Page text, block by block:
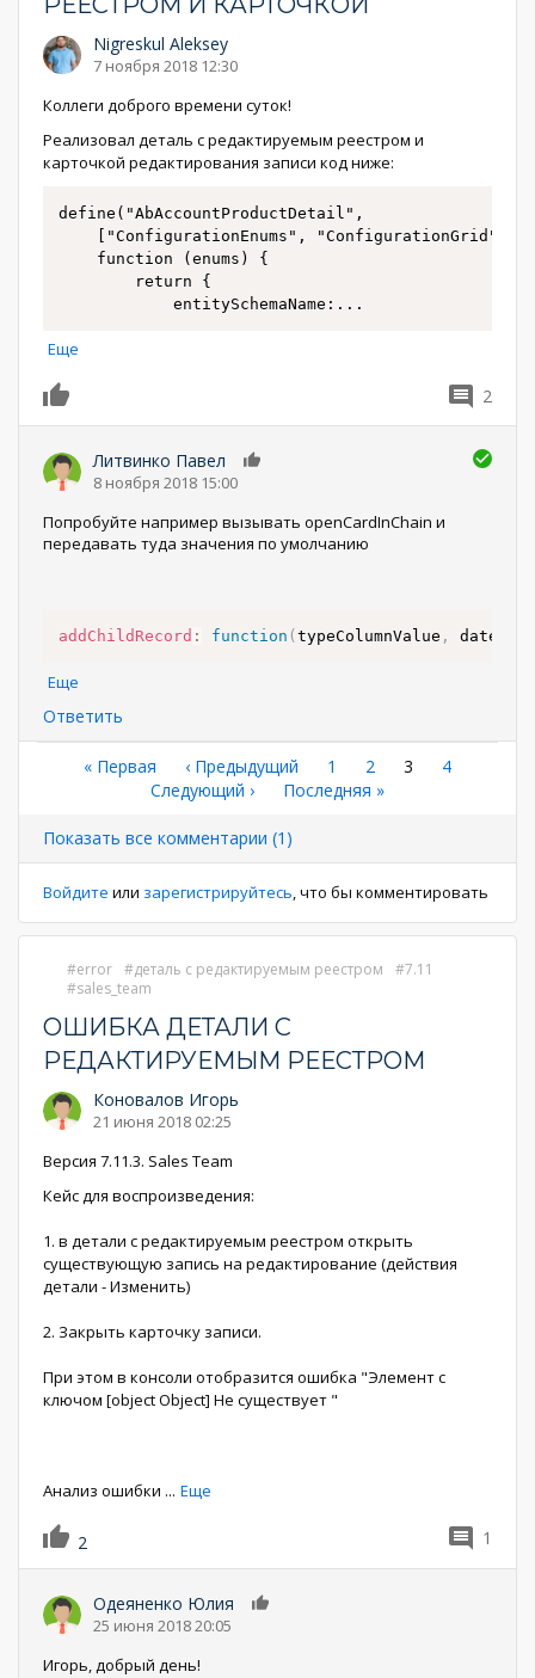
Nigreskul Aleksey
7 ноября 2018 12:30
Коллеги доброго времени суток!
Реализовал деталь с редактируемым реестром и
карточкой редактирования записи код ниже:
define("AbAccountProductDetail",
			entitySchemaName:
...
Еще
2
Литвинко Павел
8 ноября 2018 15:00
Попробуйте например вызывать openCardInChain и
передавать туда значения по умолчанию
addChildRecord : function ( typeColumnValue , date
Еще
Ответить
Нумерация
страниц
Первая
страница
« Первая ←
‹ Предыдущий Страница
1 Страница
2
Текущая
3 Страница
4
Следующая
Следующий ›
Последняя
Последняя »
Показать все комментарии (1)
Войдите или зарегистрируйтесь , что бы комментировать
error деталь с редактируемым реестром
7.11
sales_team
ОШИБКА ДЕТАЛИ С
РЕДАКТИРУЕМЫМ РЕЕСТРОМ
Коновалов Игорь
21 июня 2018 02:25
Версия 7.11.3. Sales Team
Кейс для воспроизведения:
1. в детали с редактируемым реестром открыть
существующую запись на редактирование (действия
детали - Изменить)
2. Закрыть карточку записи.
При этом в консоли отобразится ошибка "Элемент с
ключом [object Object] Не существует "
Анализ ошибки ... Еще
2 1
Одеяненко Юлия
25 июня 2018 20:05
Игорь, добрый день!